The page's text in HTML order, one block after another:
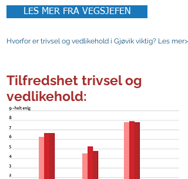
LES MER FRA VEGSJEFEN
Hvorfor er trivsel og vedlikehold i Gjøvik viktig? Les mer>
Tilfredshet trivsel og
vedlikehold: